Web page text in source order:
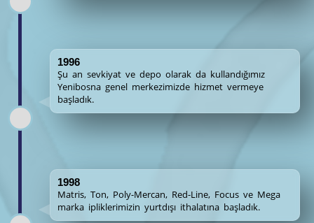
1996
Şu an sevkiyat ve depo olarak da kullandığımız
Yenibosna genel merkezimizde hizmet vermeye
başladık.
1998
Matris, Ton, Poly-Mercan, Red-Line, Focus ve Mega
marka ipliklerimizin yurtdışı ithalatına başladık.